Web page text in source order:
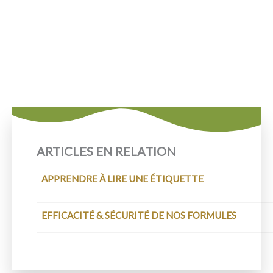
ARTICLES EN RELATION
APPRENDRE À LIRE UNE ÉTIQUETTE
EFFICACITÉ & SÉCURITÉ DE NOS FORMULES